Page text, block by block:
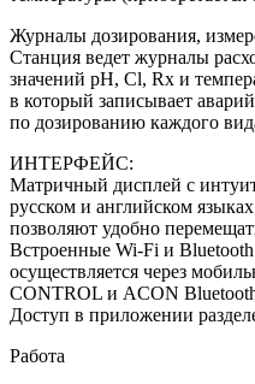
Журналы дозирования,
Станция ведет журналы
значений pH, Cl, Rx и
в который записывает
по дозированию каждого
ИНТЕРФЕЙС:
Матричный дисплей с
русском и английском
позволяют удобно
Встроенные Wi-Fi и
осуществляется через
CONTROL и ACON
Доступ в приложении
Работа